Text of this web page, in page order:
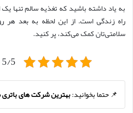
به یاد داشته باشید که تغذیه سالم تنها
راه زندگی است. از این لحظه به بعد هر
سلامتی‌تان کمک می‌کند، پر کنید.
5/5 - (1 امتیاز)
📌 حتما بخوانید:بهترین شرکت های باتری